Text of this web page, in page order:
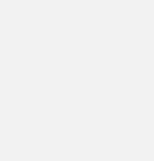
параметров частиц, в том
и массы.
геометрических тел, как
с помощью Particle Factory tool.
в случайную или решетчатую
ряда таких режимов, как
нормальное и